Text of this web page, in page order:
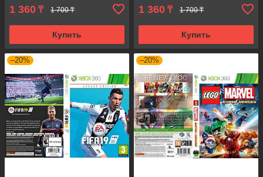
1 360 ₸ 1 700 ₸
Купить
1 360 ₸ 1 700 ₸
Купить
–20% –20%